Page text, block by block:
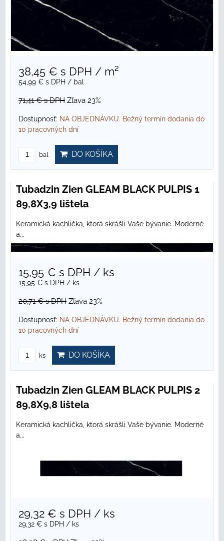
38,45 € s DPH / m²
54,99 € s DPH / bal
71,41 €s DPH Zľava 23%
Dostupnosť: NA OBJEDNÁVKU. Bežný termín dodania do
10 pracovných dní
bal DO KOŠÍKA
Tubadzin Zien GLEAM BLACK PULPIS 1
89,8X3,9 lištela
Keramická kachlička, ktorá skrášli Vaše bývanie. Moderné
a...
15,95 € s DPH / ks
15,95 € s DPH / ks
20,71 €s DPH Zľava 23%
Dostupnosť: NA OBJEDNÁVKU. Bežný termín dodania do
10 pracovných dní
ks DO KOŠÍKA
Tubadzin Zien GLEAM BLACK PULPIS 2
89,8X9,8 lištela
Keramická kachlička, ktorá skrášli Vaše bývanie. Moderné
a...
29,32 € s DPH / ks
29,32 € s DPH / ks